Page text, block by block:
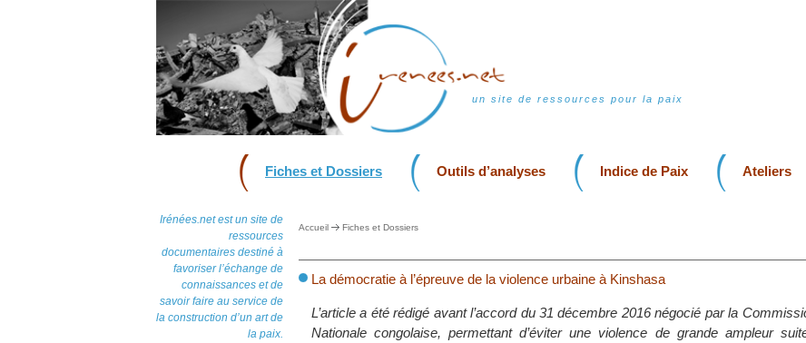
un site de ressources pour la paix
Fiches et Dossiers Outils d’analyses Indice de Paix Ateliers
Irénées.net est un site de
ressources
documentaires destiné à
favoriser l’échange de
connaissances et de
savoir faire au service de
la construction d’un art de
la paix.
Accueil Fiches et Dossiers
La démocratie à l’épreuve de la violence urbaine à Kinshasa
L’article a été rédigé avant l’accord du 31 décembre 2016 négocié par la
Nationale congolaise, permettant d’éviter une violence de grande ampleur